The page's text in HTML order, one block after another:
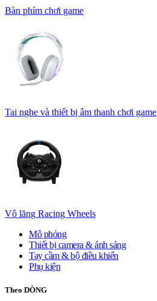
Bàn phím chơi game
Tai nghe và thiết bị âm thanh chơi game
Vô lăng Racing Wheels
Mô phỏng
Thiết bị camera & ánh sáng
Tay cầm & bộ điều khiển
Phụ kiện
Theo DÒNG